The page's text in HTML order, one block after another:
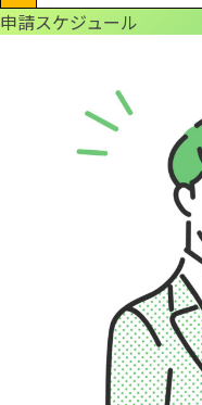
申請スケジュール